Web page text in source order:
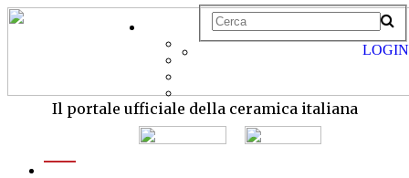
Il portale ufficiale della ceramica italiana
LOGIN